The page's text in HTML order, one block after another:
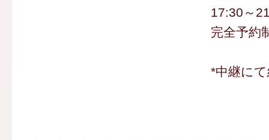
17:30～
完全予約
*中継に